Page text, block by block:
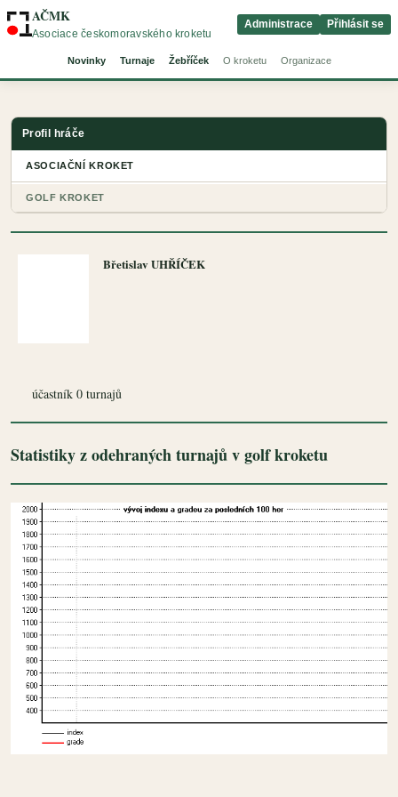
AČMK
Asociace českomoravského kroketu
Novinky Turnaje Žebříček O kroketu Organizace
Administrace Přihlásit se
Břetislav UHŘÍČEK
účastník 0 turnajů
Statistiky z odehraných turnajů v golf kroketu
Profil hráče
ASOCIAČNÍ KROKET
GOLF KROKET